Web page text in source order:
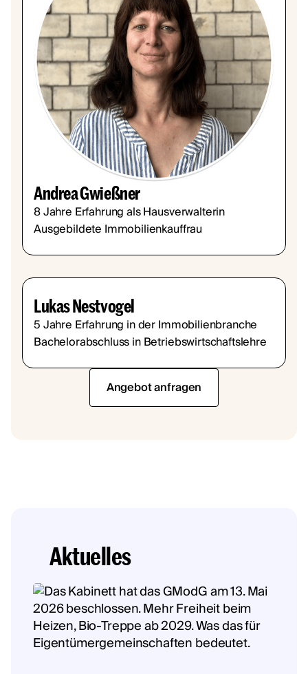
Andrea Gwießner
8 Jahre Erfahrung als Hausverwalterin
Ausgebildete Immobilienkauffrau
Lukas Nestvogel
5 Jahre Erfahrung in der Immobilienbranche
Bachelorabschluss in Betriebswirtschaftslehre
Angebot anfragen
Aktuelles